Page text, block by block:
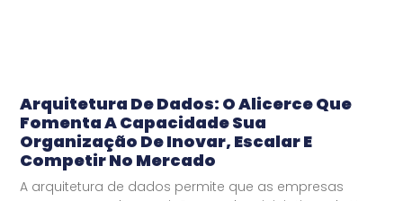
Arquitetura De Dados: O Alicerce Que
Fomenta A Capacidade Sua
Organização De Inovar, Escalar E
Competir No Mercado
A arquitetura de dados permite que as empresas